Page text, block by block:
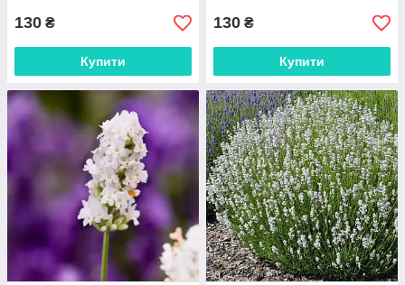
130 ₴
Купити
130 ₴
Купити